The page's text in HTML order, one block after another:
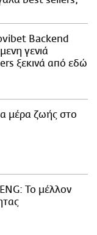
Backend
γενιά
ξεκινά από εδώ
μέρα ζωής στο
Το μέλλον